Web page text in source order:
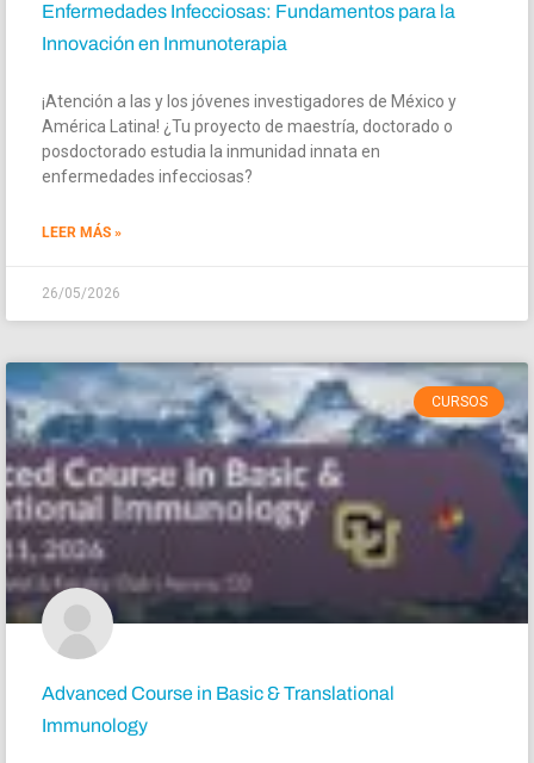
Enfermedades Infecciosas: Fundamentos para la
Innovación en Inmunoterapia
¡Atención a las y los jóvenes investigadores de México y
América Latina! ¿Tu proyecto de maestría, doctorado o
posdoctorado estudia la inmunidad innata en
enfermedades infecciosas?
LEER MÁS »
26/05/2026
CURSOS
Advanced Course in Basic & Translational
Immunology